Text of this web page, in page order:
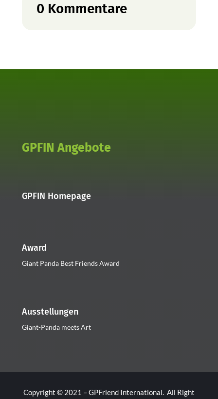
0 Kommentare
GPFIN Angebote
GPFIN Homepage
Award
Giant Panda Best Friends Award
Ausstellungen
Giant-Panda meets Art
Copyright © 2021 – GPFriend International. All Right